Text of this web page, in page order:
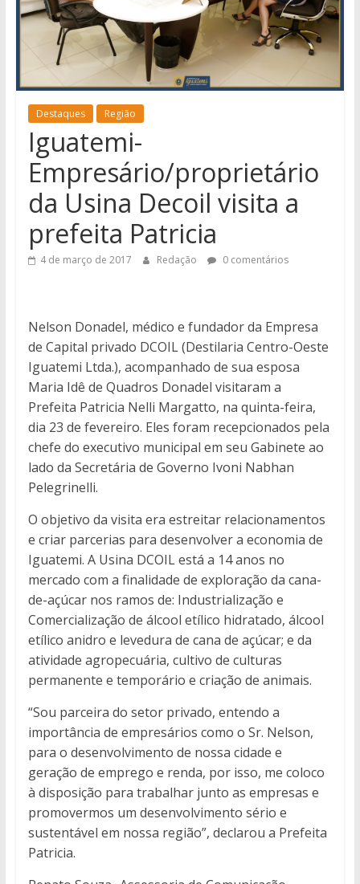
notícias
Iguatemi
região.
Destaques Região
Iguatemi-
Empresário/proprietário
da Usina Decoil visita a
prefeita Patricia
4 de março de 2017 Redação 0 comentários
Nelson Donadel, médico e fundador da Empresa
de Capital privado DCOIL (Destilaria Centro-Oeste
Iguatemi Ltda.), acompanhado de sua esposa
Maria Idê de Quadros Donadel visitaram a
Prefeita Patricia Nelli Margatto, na quinta-feira,
dia 23 de fevereiro. Eles foram recepcionados pela
chefe do executivo municipal em seu Gabinete ao
lado da Secretária de Governo Ivoni Nabhan
Pelegrinelli.
O objetivo da visita era estreitar relacionamentos
e criar parcerias para desenvolver a economia de
Iguatemi. A Usina DCOIL está a 14 anos no
mercado com a finalidade de exploração da cana-
de-açúcar nos ramos de: Industrialização e
Comercialização de álcool etílico hidratado, álcool
etílico anidro e levedura de cana de açúcar; e da
atividade agropecuária, cultivo de culturas
permanente e temporário e criação de animais.
“Sou parceira do setor privado, entendo a
importância de empresários como o Sr. Nelson,
para o desenvolvimento de nossa cidade e
geração de emprego e renda, por isso, me coloco
à disposição para trabalhar junto as empresas e
promovermos um desenvolvimento sério e
sustentável em nossa região”, declarou a Prefeita
Patricia.